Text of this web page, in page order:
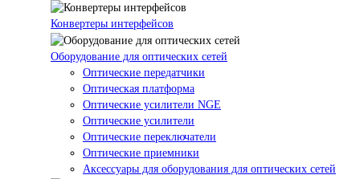
Конвертеры интерфейсов
Оборудование для оптических сетей
Оптические передатчики
Оптическая платформа
Оптические усилители NGE
Оптические усилители
Оптические переключатели
Оптические приемники
Аксессуары для оборудования для оптических сетей